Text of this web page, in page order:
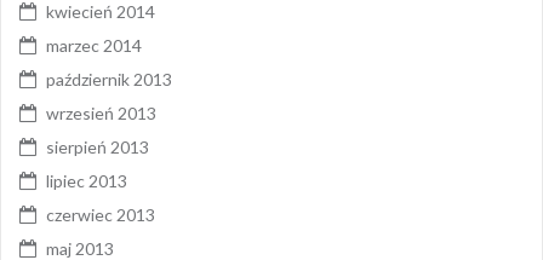
kwiecień 2014
marzec 2014
październik 2013
wrzesień 2013
sierpień 2013
lipiec 2013
czerwiec 2013
maj 2013